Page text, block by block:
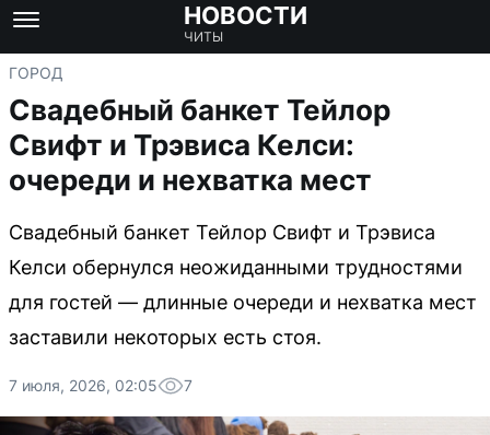
НОВОСТИ
ЧИТЫ
ГОРОД
Свадебный банкет Тейлор
Свифт и Трэвиса Келси:
очереди и нехватка мест
Свадебный банкет Тейлор Свифт и Трэвиса
Келси обернулся неожиданными трудностями
для гостей — длинные очереди и нехватка мест
заставили некоторых есть стоя.
7 июля, 2026, 02:05 7